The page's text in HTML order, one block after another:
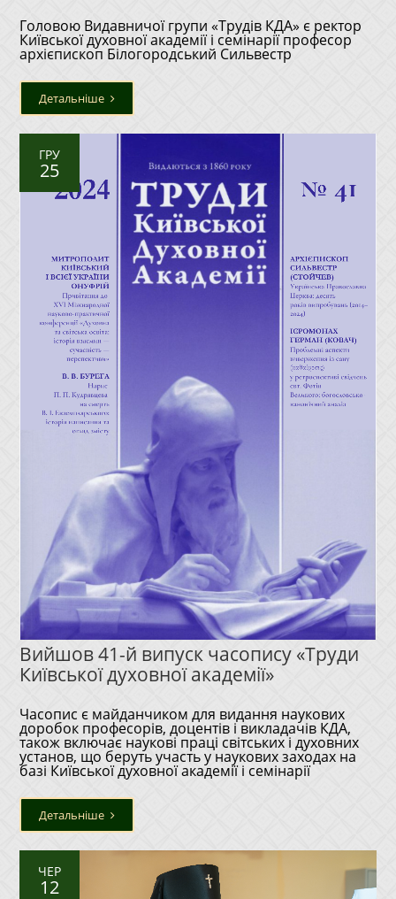
Головою Видавничої групи «Трудів КДА» є ректор
Київської духовної академії і семінарії професор
архієпископ Білогородський Сильвестр
Детальніше
ГРУ
25
Вийшов 41-й випуск часопису «Труди
Київської духовної академії»
Часопис є майданчиком для видання наукових
доробок професорів, доцентів і викладачів КДА,
також включає наукові праці світських і духовних
установ, що беруть участь у наукових заходах на
базі Київської духовної академії і семінарії
Детальніше
ЧЕР
12